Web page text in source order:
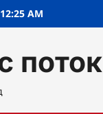
AM
поток